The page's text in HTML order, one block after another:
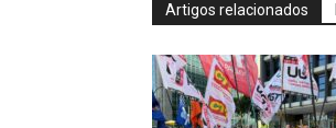
Artigos relacionados